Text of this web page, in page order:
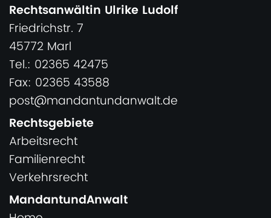
Rechtsanwältin Ulrike Ludolf
Friedrichstr. 7
45772 Marl
Tel.: 02365 42475
Fax: 02365 43588
post@mandantundanwalt.de
Rechtsgebiete
Arbeitsrecht
Familienrecht
Verkehrsrecht
MandantundAnwalt